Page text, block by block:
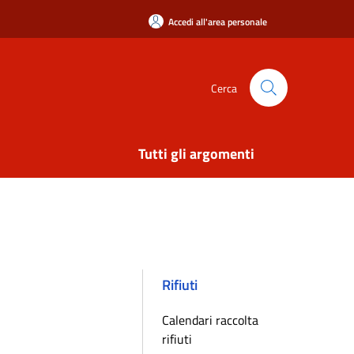
Accedi all'area personale
Cerca
Tutti gli argomenti
Rifiuti
Calendari raccolta
rifiuti